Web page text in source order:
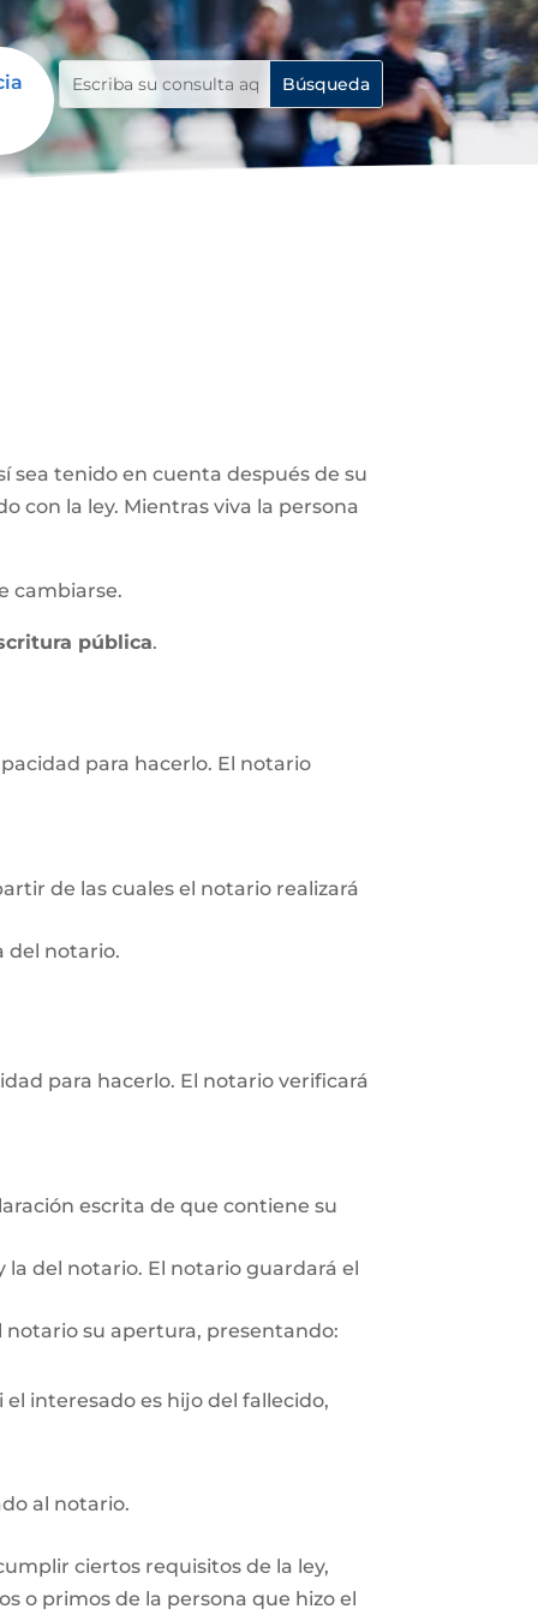
sea tenido en cuenta después de su
con la ley. Mientras viva la persona
cambiarse.
pública.
para hacerlo. El notario
de las cuales el notario realizará
del notario.
para hacerlo. El notario verificará
escrita de que contiene su
del notario. El notario guardará el
notario su apertura, presentando:
interesado es hijo del fallecido,
al notario.
ciertos requisitos de la ley,
o primos de la persona que hizo el